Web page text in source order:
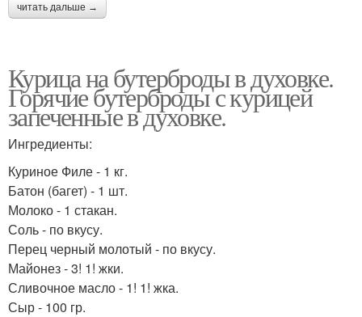
читать дальше →
Курица на бутерброды в духовке.
Горячие бутерброды с курицей
запеченные в духовке.
Ингредиенты:
Куриное Филе - 1 кг.
Батон (багет) - 1 шт.
Молоко - 1 стакан.
Соль - по вкусу.
Перец черный молотый - по вкусу.
Майонез - 3! 1! жки.
Сливочное масло - 1! 1! жка.
Сыр - 100 гр.